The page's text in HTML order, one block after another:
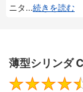
ニタ...続きを読む
薄型シリンダ